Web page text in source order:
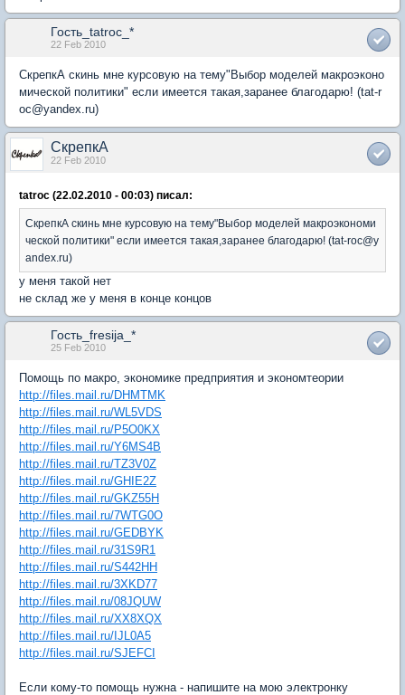
Гость_tatroc_*
22 Feb 2010
СкрепкА скинь мне курсовую на тему"Выбор моделей макроэконо
мической политики" если имеется такая,заранее благодарю! (tat-r
oc@yandex.ru)
СкрепкА
22 Feb 2010
tatroc (22.02.2010 - 00:03) писал:
СкрепкА скинь мне курсовую на тему"Выбор моделей макроэкономи
ческой политики" если имеется такая,заранее благодарю! (tat-roc@y
andex.ru)
у меня такой нет
не склад же у меня в конце концов
Гость_fresija_*
25 Feb 2010
Помощь по макро, экономике предприятия и экономтеории
http://files.mail.ru/DHMTMK
http://files.mail.ru/WL5VDS
http://files.mail.ru/P5O0KX
http://files.mail.ru/Y6MS4B
http://files.mail.ru/TZ3V0Z
http://files.mail.ru/GHIE2Z
http://files.mail.ru/GKZ55H
http://files.mail.ru/7WTG0O
http://files.mail.ru/GEDBYK
http://files.mail.ru/31S9R1
http://files.mail.ru/S442HH
http://files.mail.ru/3XKD77
http://files.mail.ru/08JQUW
http://files.mail.ru/XX8XQX
http://files.mail.ru/IJL0A5
http://files.mail.ru/SJEFCI
Если кому-то помощь нужна - напишите на мою электронку